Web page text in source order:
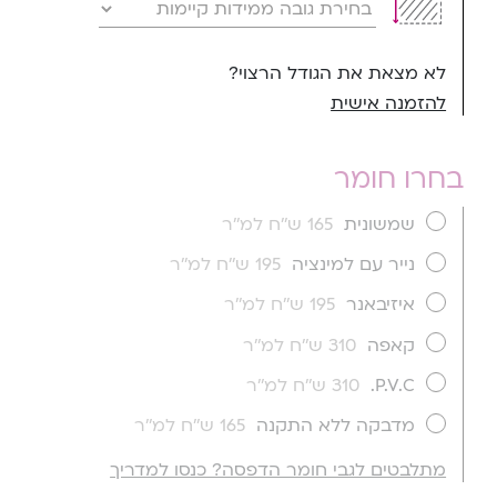
לא מצאת את הגודל הרצוי?
להזמנה אישית
בחרו חומר
שמשונית 165 ש''ח למ''ר
נייר עם למינציה 195 ש''ח למ''ר
איזיבאנר 195 ש''ח למ''ר
קאפה 310 ש''ח למ''ר
P.V.C.
310 ש''ח למ''ר
מדבקה ללא התקנה 165 ש''ח למ''ר
מתלבטים לגבי חומר הדפסה? כנסו למדריך